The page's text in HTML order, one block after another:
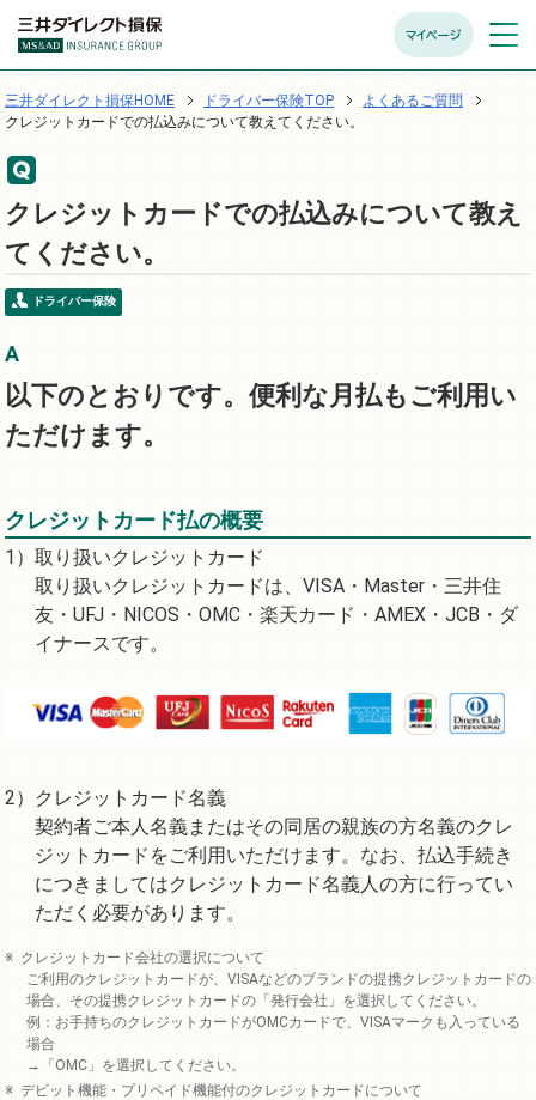
マイページ メニュ
開く
三井ダイレクト損保HOME ドライバー保険TOP
よくあるご質問
クレジットカードでの払込みについて教えてください。
クレジットカードでの払込みについて教え
てください。
ドライバー保険
以下のとおりです。便利な月払もご利用い
ただけます。
クレジットカード払の概要
取り扱いクレジットカード
取り扱いクレジットカードは、VISA・Master・三井住
友・UFJ・NICOS・OMC・楽天カード・AMEX・JCB・ダ
イナースです。
クレジットカード名義
契約者ご本人名義またはその同居の親族の方名義のクレ
ジットカードをご利用いただけます。なお、払込手続き
につきましてはクレジットカード名義人の方に行ってい
ただく必要があります。
クレジットカード会社の選択について
ご利用のクレジットカードが、VISAなどのブランドの提携クレジットカードの
場合、その提携クレジットカードの「発行会社」を選択してください。
例：お手持ちのクレジットカードがOMCカードで、VISAマークも入っている
場合
→「OMC」を選択してください。
デビット機能・プリペイド機能付のクレジットカードについて